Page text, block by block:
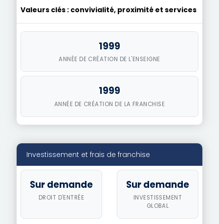
Valeurs clés : convivialité, proximité et services
1999
ANNÉE DE CRÉATION DE L'ENSEIGNE
1999
ANNÉE DE CRÉATION DE LA FRANCHISE
Investissement et frais de franchise
Sur demande
DROIT D'ENTRÉE
Sur demande
INVESTISSEMENT
GLOBAL